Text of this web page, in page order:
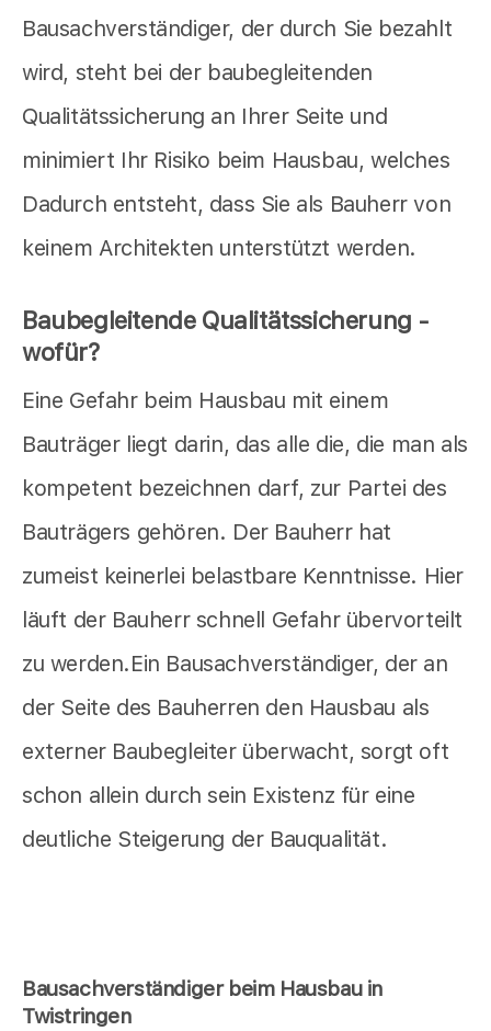
Bausachverständiger, der durch Sie bezahlt
wird, steht bei der baubegleitenden
Qualitätssicherung an Ihrer Seite und
minimiert Ihr Risiko beim Hausbau, welches
Dadurch entsteht, dass Sie als Bauherr von
keinem Architekten unterstützt werden.
Baubegleitende Qualitätssicherung -
wofür?
Eine Gefahr beim Hausbau mit einem
Bauträger liegt darin, das alle die, die man als
kompetent bezeichnen darf, zur Partei des
Bauträgers gehören. Der Bauherr hat
zumeist keinerlei belastbare Kenntnisse. Hier
läuft der Bauherr schnell Gefahr übervorteilt
zu werden.Ein Bausachverständiger, der an
der Seite des Bauherren den Hausbau als
externer Baubegleiter überwacht, sorgt oft
schon allein durch sein Existenz für eine
deutliche Steigerung der Bauqualität.
Bausachverständiger beim Hausbau in
Twistringen